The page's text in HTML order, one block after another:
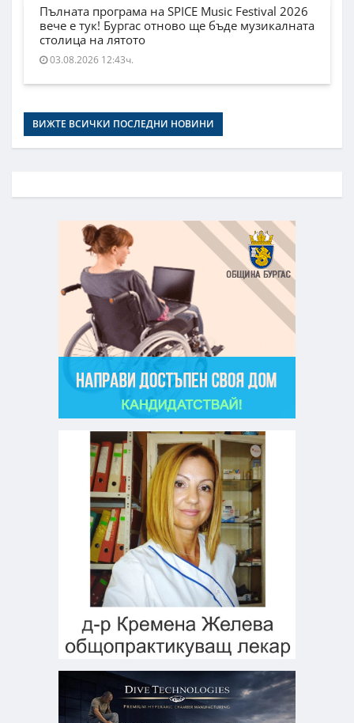
Пълната програма на SPICE Music Festival 2026
вече е тук! Бургас отново ще бъде музикалната
столица на лятото
03.08.2026 12:43ч.
ВИЖТЕ ВСИЧКИ ПОСЛЕДНИ НОВИНИ